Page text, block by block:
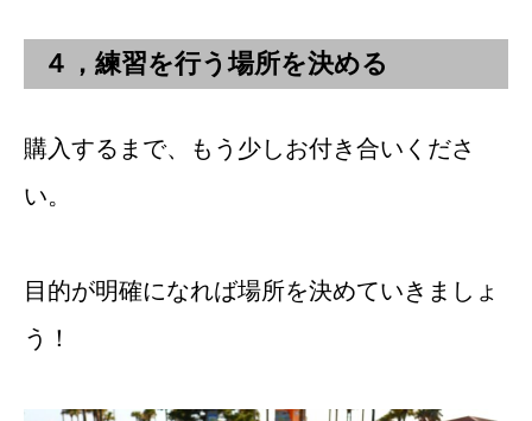
４，練習を行う場所を決める
購入するまで、もう少しお付き合いくださ
い。
目的が明確になれば場所を決めていきましょ
う！